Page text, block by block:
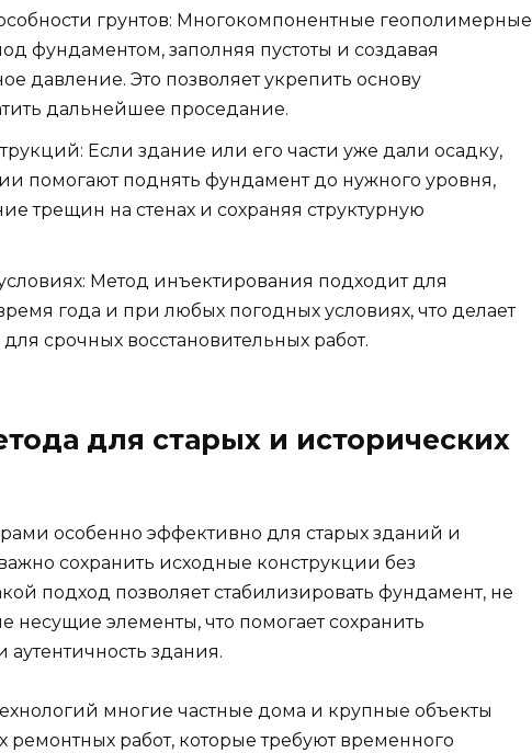
грунтов: Многокомпонентные геополимерные
фундаментом, заполняя пустоты и создавая
давление. Это позволяет укрепить основу
дальнейшее проседание.
Если здание или его части уже дали осадку,
помогают поднять фундамент до нужного уровня,
трещин на стенах и сохраняя структурную
Метод инъектирования подходит для
года и при любых погодных условиях, что делает
срочных восстановительных работ.
для старых и исторических
особенно эффективно для старых зданий и
сохранить исходные конструкции без
подход позволяет стабилизировать фундамент, не
несущие элементы, что помогает сохранить
аутентичность здания.
многие частные дома и крупные объекты
ремонтных работ, которые требуют временного